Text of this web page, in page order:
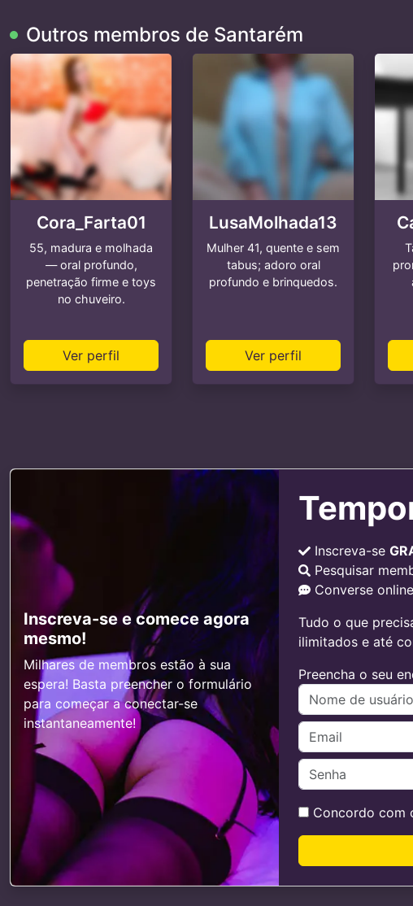
Outros membros de Santarém
Cora_Farta01
55, madura e molhada
— oral profundo,
penetração firme e toys
no chuveiro.
Ver perfil
LusaMolhada13
Mulher 41, quente e sem
tabus; adoro oral
profundo e brinquedos.
Ver perfil
Inscreva-se e comece agora
mesmo!
Milhares de membros estão à sua
espera! Basta preencher o formulário
para começar a conectar-se
instantaneamente!
Inscreva-se
Pesquisar
Converse
Tudo o que
ilimitados e até
Preencha o seu
Concordo com